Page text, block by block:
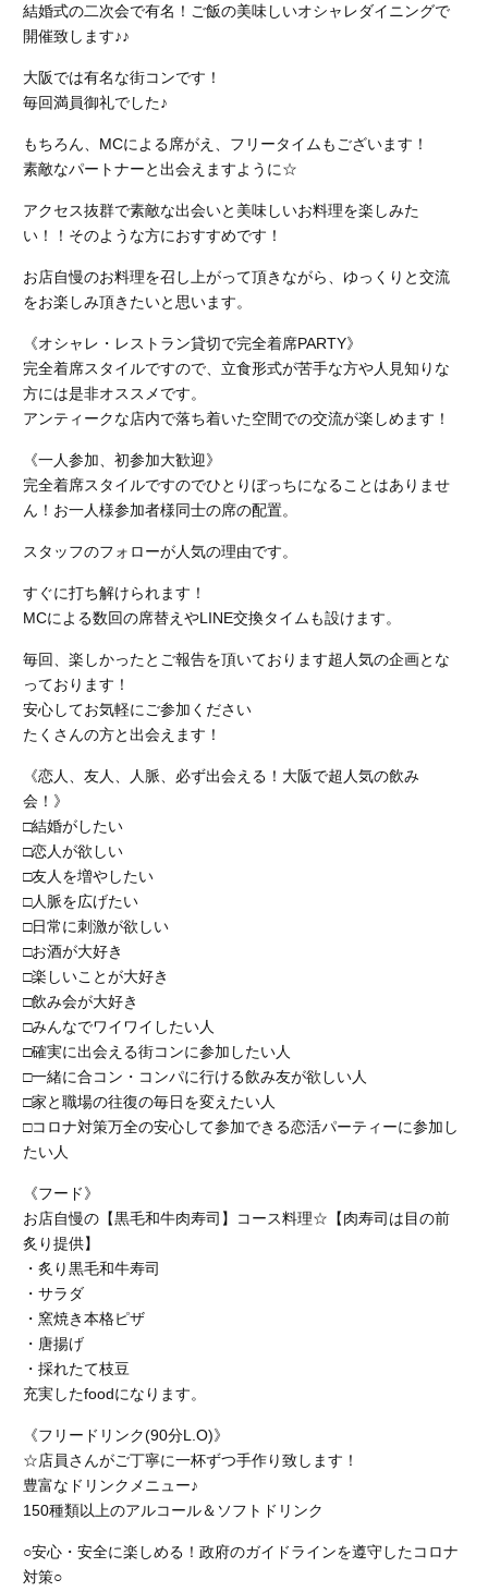
結婚式の二次会で有名！ご飯の美味しいオシャレダイニングで
開催致します♪♪
大阪では有名な街コンです！
毎回満員御礼でした♪
もちろん、MCによる席がえ、フリータイムもございます！
素敵なパートナーと出会えますように☆
アクセス抜群で素敵な出会いと美味しいお料理を楽しみた
い！！そのような方におすすめです！
お店自慢のお料理を召し上がって頂きながら、ゆっくりと交流
をお楽しみ頂きたいと思います。
《オシャレ・レストラン貸切で完全着席PARTY》
完全着席スタイルですので、立食形式が苦手な方や人見知りな
方には是非オススメです。
アンティークな店内で落ち着いた空間での交流が楽しめます！
《一人参加、初参加大歓迎》
完全着席スタイルですのでひとりぼっちになることはありませ
ん！お一人様参加者様同士の席の配置。
スタッフのフォローが人気の理由です。
すぐに打ち解けられます！
MCによる数回の席替えやLINE交換タイムも設けます。
毎回、楽しかったとご報告を頂いております超人気の企画とな
っております！
安心してお気軽にご参加ください
たくさんの方と出会えます！
《恋人、友人、人脈、必ず出会える！大阪で超人気の飲み
会！》
□結婚がしたい
□恋人が欲しい
□友人を増やしたい
□人脈を広げたい
□日常に刺激が欲しい
□お酒が大好き
□楽しいことが大好き
□飲み会が大好き
□みんなでワイワイしたい人
□確実に出会える街コンに参加したい人
□一緒に合コン・コンパに行ける飲み友が欲しい人
□家と職場の往復の毎日を変えたい人
□コロナ対策万全の安心して参加できる恋活パーティーに参加し
たい人
《フード》
お店自慢の【黒毛和牛肉寿司】コース料理☆【肉寿司は目の前
炙り提供】
・炙り黒毛和牛寿司
・サラダ
・窯焼き本格ピザ
・唐揚げ
・採れたて枝豆
充実したfoodになります。
《フリードリンク(90分L.O)》
☆店員さんがご丁寧に一杯ずつ手作り致します！
豊富なドリンクメニュー♪
150種類以上のアルコール＆ソフトドリンク
○安心・安全に楽しめる！政府のガイドラインを遵守したコロナ
対策○